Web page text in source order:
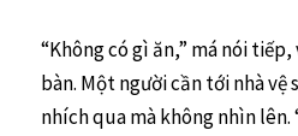
“Không có gì ăn,” má nói
bàn. Một người cần tới nhà vệ
nhích qua mà không nhìn